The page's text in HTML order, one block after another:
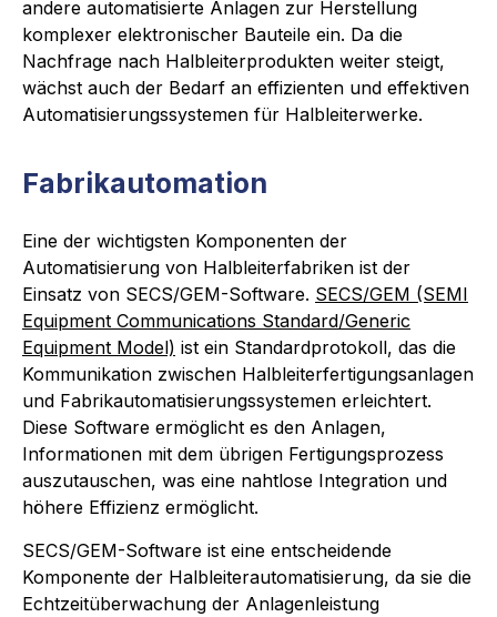
andere automatisierte Anlagen zur Herstellung
komplexer elektronischer Bauteile ein. Da die
Nachfrage nach Halbleiterprodukten weiter steigt,
wächst auch der Bedarf an effizienten und effektiven
Automatisierungssystemen für Halbleiterwerke.
Fabrikautomation
Eine der wichtigsten Komponenten der
Automatisierung von Halbleiterfabriken ist der
Einsatz von SECS/GEM-Software. SECS/GEM (SEMI
Equipment Communications Standard/Generic
Equipment Model) ist ein Standardprotokoll, das die
Kommunikation zwischen Halbleiterfertigungsanlagen
und Fabrikautomatisierungssystemen erleichtert.
Diese Software ermöglicht es den Anlagen,
Informationen mit dem übrigen Fertigungsprozess
auszutauschen, was eine nahtlose Integration und
höhere Effizienz ermöglicht.
SECS/GEM-Software ist eine entscheidende
Komponente der Halbleiterautomatisierung, da sie die
Echtzeitüberwachung der Anlagenleistung